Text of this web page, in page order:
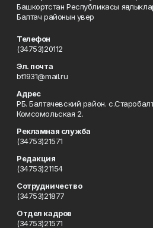
Башкортстан Республикасы
Балтач районын увер
Телефон
(34753)20112
Эл. почта
bt1931@mail.ru
Адрес
РБ. Балтачевский район.
Комсомольская 2.
Рекламная служба
(34753)21571
Редакция
(34753)21154
Сотрудничество
(34753)21877
Отдел кадров
(34753)21571